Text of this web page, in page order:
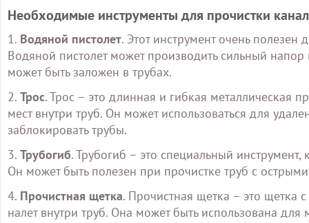
Необходимые инструменты для прочистки
1. Водяной пистолет. Этот инструмент очень
Водяной пистолет может производить сильный
может быть заложен в трубах.
2. Трос. Трос – это длинная и гибкая металлическая
мест внутри труб. Он может использоваться для
заблокировать трубы.
3. Трубогиб. Трубогиб – это специальный
Он может быть полезен при прочистке труб с
4. Прочистная щетка. Прочистная щетка – это щетка
налет внутри труб. Она может быть использована